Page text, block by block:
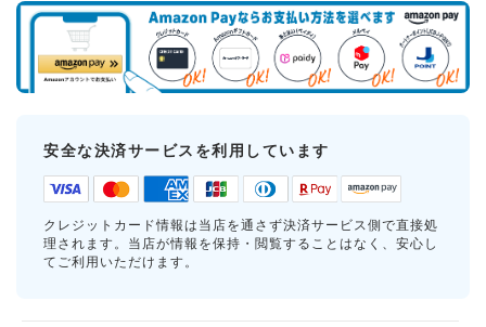
安全な決済サービスを利用しています
クレジットカード情報は当店を通さず決済サービス側で直接処
理されます。当店が情報を保持・閲覧することはなく、安心し
てご利用いただけます。